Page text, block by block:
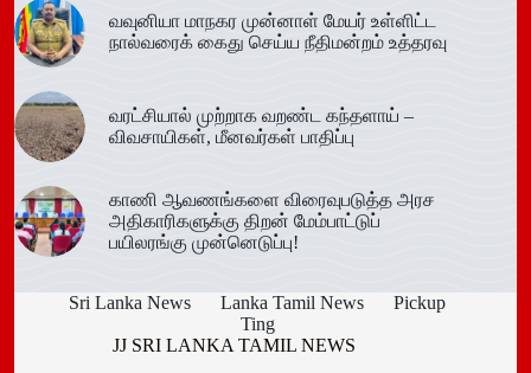
வவுனியா மாநகர முன்னாள் மேயர் உள்ளிட்ட
நால்வரைக் கைது செய்ய நீதிமன்றம் உத்தரவு
வரட்சியால் முற்றாக வறண்ட கந்தளாய் –
விவசாயிகள், மீனவர்கள் பாதிப்பு
காணி ஆவணங்களை விரைவுபடுத்த அரச
அதிகாரிகளுக்கு திறன் மேம்பாட்டுப்
பயிலரங்கு முன்னெடுப்பு!
Sri Lanka News Lanka Tamil News
Pickup
Ting
JJ SRI LANKA TAMIL NEWS